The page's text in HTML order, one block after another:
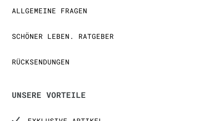
ALLGEMEINE FRAGEN
SCHÖNER LEBEN. RATGEBER
RÜCKSENDUNGEN
UNSERE VORTEILE